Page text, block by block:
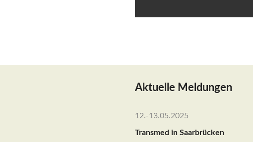
Aktuelle Meldungen
12.-13.05.2025
Transmed in Saarbrücken